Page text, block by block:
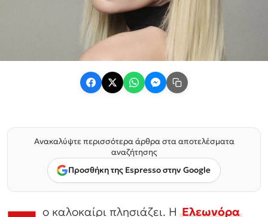
Ανακαλύψτε περισσότερα άρθρα στα αποτελέσματα
αναζήτησης
Προσθήκη της Espresso στην Google
ο καλοκαίρι πλησιάζει. ΗΕλεωνόρα